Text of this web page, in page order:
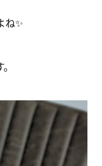
ね✨